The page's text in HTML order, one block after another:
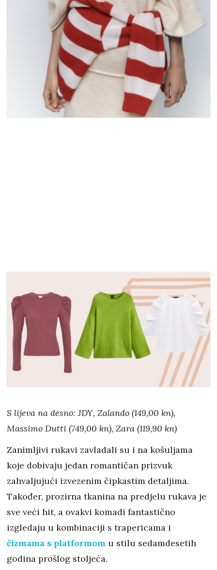
S lijeva na desno: JDY, Zalando (149,00 kn),
Massimo Dutti (749,00 kn), Zara (119,90 kn)
Zanimljivi rukavi zavladali su i na košuljama
koje dobivaju jedan romantičan prizvuk
zahvaljujući izvezenim čipkastim detaljima.
Također, prozirna tkanina na predjelu rukava je
sve veći hit, a ovakvi komadi fantastično
izgledaju u kombinaciji s trapericama i
čizmama s platformom u stilu sedamdesetih
godina prošlog stoljeća.